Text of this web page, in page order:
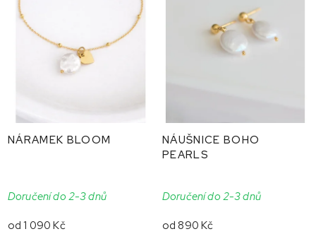
NÁRAMEK BLOOM
Doručení do 2-3 dnů
od 1 090 Kč
NÁUŠNICE BOHO
PEARLS
Doručení do 2-3 dnů
od 890 Kč